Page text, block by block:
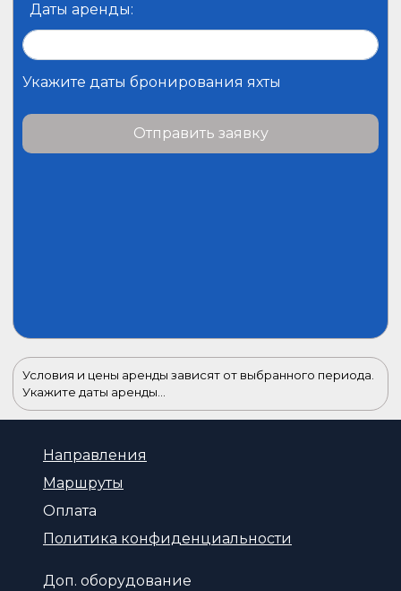
Даты аренды:
Укажите даты бронирования яхты
Отправить заявку
Условия и цены аренды зависят от выбранного периода.
Укажите даты аренды...
Направления
Маршруты
Оплата
Политика конфиденциальности
Доп. оборудование